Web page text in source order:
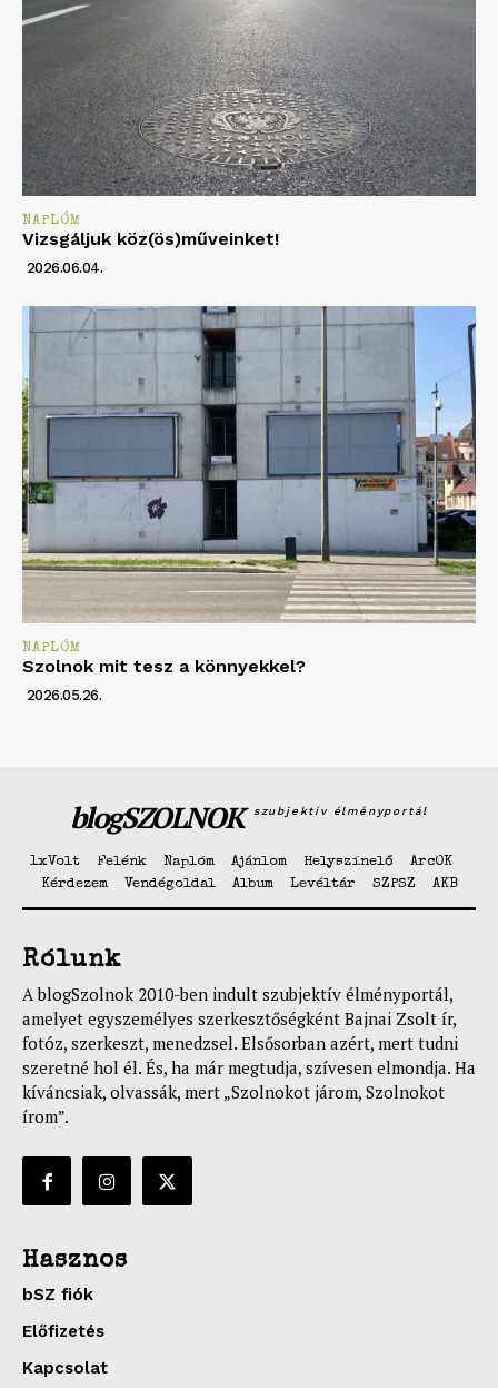
NAPLÓM
Vizsgáljuk köz(ös)műveinket!
2026.06.04.
NAPLÓM
Szolnok mit tesz a könnyekkel?
2026.05.26.
blogSZOLNOK szubjektív élményportál
1xVolt Felénk Naplóm Ajánlom Helyszínelő
ArcOK
Kérdezem
Vendégoldal Album Levéltár SZPSZ AKB
Rólunk
A blogSzolnok 2010-ben indult szubjektív élményportál,
amelyet egyszemélyes szerkesztőségként Bajnai Zsolt ír,
fotóz, szerkeszt, menedzsel. Elsősorban azért, mert tudni
szeretné hol él. És, ha már megtudja, szívesen elmondja. Ha
kíváncsiak, olvassák, mert „Szolnokot járom, Szolnokot
írom”.
Hasznos
bSZ fiók
Előfizetés
Kapcsolat